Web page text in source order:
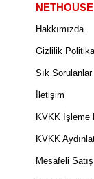
NETHOUSE
Hakkımızda
Gizlilik
Sık Sorulanlar
İletişim
KVKK İşleme
KVKK
Mesafeli